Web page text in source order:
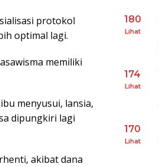
protokol
optimal lagi.
memiliki
menyusui, lansia,
dipungkiri lagi
akibat dana
180
Lihat
174
Lihat
170
Lihat